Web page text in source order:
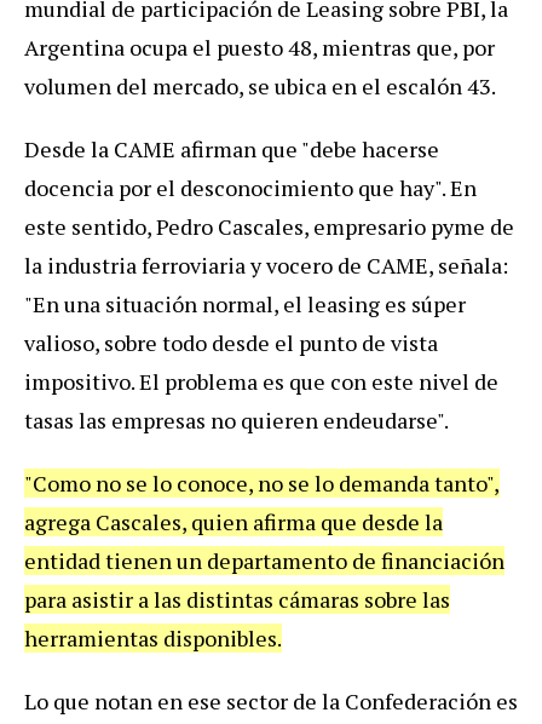
mundial de participación de Leasing sobre PBI,la
Argentina ocupa el puesto48, mientras que, por
volumen del mercado, se ubica en el escalón43.
Desde la CAME afirman que "debe hacerse
docencia por el desconocimiento que hay".En
este sentido,Pedro Cascales, empresario pyme de
la industriaferroviariayvocero de CAME, señala:
"Enuna situación normal, el leasing es súper
valioso, sobre todo desde el punto de vista
impositivo.El problema es que con este nivel de
tasas las empresas no quieren endeudarse".
"Como no se lo conoce, no se lo demandatanto",
agrega Cascales, quien afirma que desde la
entidadtienenun departamento de financiación
para asistir alas distintas cámaras sobre las
herramientas disponibles.
Lo que notan en ese sector de la Confederación es